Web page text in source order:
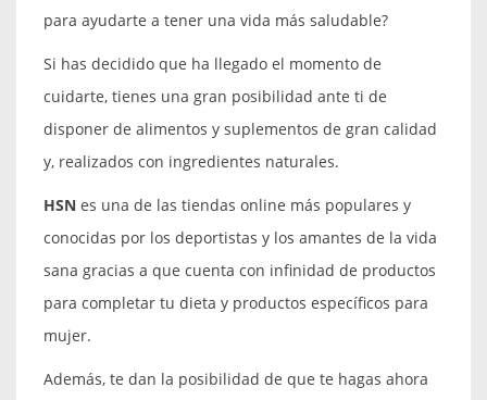
para ayudarte a tener una vida más saludable?
Si has decidido que ha llegado el momento de
cuidarte, tienes una gran posibilidad ante ti de
disponer de alimentos y suplementos de gran calidad
y, realizados con ingredientes naturales.
HSN es una de las tiendas online más populares y
conocidas por los deportistas y los amantes de la vida
sana gracias a que cuenta con infinidad de productos
para completar tu dieta y productos específicos para
mujer.
Además, te dan la posibilidad de que te hagas ahora